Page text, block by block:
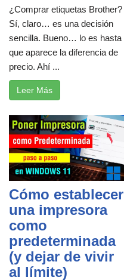
¿Comprar etiquetas Brother?
Sí, claro… es una decisión
sencilla. Bueno… lo es hasta
que aparece la diferencia de
precio. Ahí ...
Leer Más
Cómo establecer
una impresora
como
predeterminada
(y dejar de vivir
al límite)